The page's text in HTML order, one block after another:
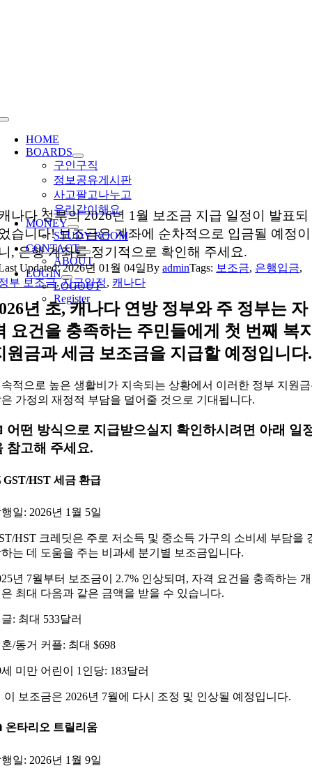
Toggle
Navigation
HOME
BOARDS
구인구직
정보공유게시판
사고팔고나누고
우리같이해요
MONEY
STUDY ROOM
CONTACT
ABOUT
LOGIN
LOGOUT
Register
나다 정부의 2026년 1월 보조금 지급 일정이 발표되
습니다! 보조금은 계좌에 순차적으로 입금될 예정이
, 은행 계좌를 정기적으로 확인해 주세요.
Updated: 2026년 01월 04일ByadminTags: 보조금, 은행입금,
부 보조금,지급일정, 캐나다
년 초, 캐나다 연방 정부와 주 정부는 자
요건을 충족하는 주민들에게 첫 번째 복
원금과 세금 보조금을 지급할 예정입니다.
적으로 높은 생활비가 지속되는 상황에서 이러한 정부 지원
가정의 재정적 부담을 덜어줄 것으로 기대됩니다.
어떤 방식으로 지급받으실지 확인하시려면 아래 일
참고해 주세요.
GST/HST 세금 환급
일: 2026년 1월 5일
HST 크레딧은 주로 저소득 및 중소득 가구의 소비세 부담을
는 데 도움을 주는 비과세 분기별 보조금입니다.
년 7월부터 보조금이 2.7% 인상되며, 자격 요건을 충족하는 개
최대 다음과 같은 금액을 받을 수 있습니다.
: 최대 533달러
/동거 커플: 최대 $698
세 미만 어린이 1인당: 183달러
이 보조금은 2026년 7월에 다시 조정 및 인상될 예정입니다.
온타리오 트릴리움
일: 2026년 1월 9일